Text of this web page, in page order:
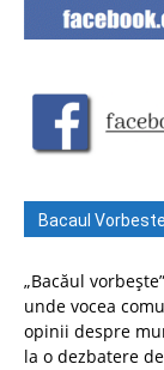
Bacaul Vorbeste
„Bacăul
unde vocea
opinii despre
la o dezbatere